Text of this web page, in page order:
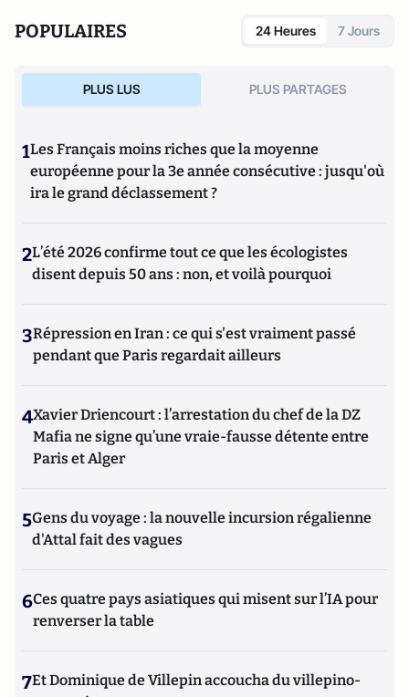
POPULAIRES 24 Heures 7 Jours
PLUS LUS PLUS PARTAGES
1Les Français moins riches que la moyenne
européenne pour la 3e année consécutive : jusqu'où
ira le grand déclassement ?
2L’été 2026 confirme tout ce que les écologistes
disent depuis 50 ans : non, et voilà pourquoi
3Répression en Iran : ce qui s'est vraiment passé
pendant que Paris regardait ailleurs
4Xavier Driencourt : l’arrestation du chef de la DZ
Mafia ne signe qu’une vraie-fausse détente entre
Paris et Alger
5Gens du voyage : la nouvelle incursion régalienne
d'Attal fait des vagues
6Ces quatre pays asiatiques qui misent sur l’IA pour
renverser la table
7Et Dominique de Villepin accoucha du villepino-